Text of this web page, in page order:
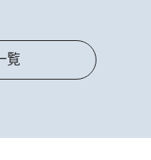
覧